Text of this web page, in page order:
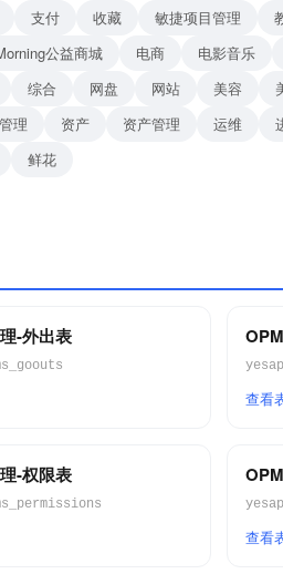
支付 收藏 敏捷项目管理
公益商城 电商 电影音乐
综合 网盘 网站 美容
理 资产 资产管理 运维
鲜花
-外出表
查看
-权限表
查看